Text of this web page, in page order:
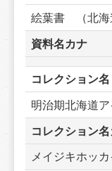
絵葉書　（北
資料名カナ
コレクション名
明治期北海道
コレクション
メイジキホッ